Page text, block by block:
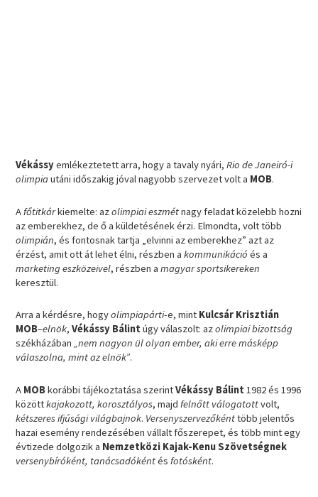
Vékássyemlékeztetett arra, hogy a tavaly nyári,Rio de Janeiró-i
olimpiautáni időszakig jóval nagyobb szervezet volt a MOB.
Afőtitkárkiemelte: azolimpiai eszmétnagy feladat közelebb hozni
az emberekhez, de ő a küldetésének érzi. Elmondta, volt több
olimpián, és fontosnak tartja „elvinni az emberekhez” azt az
érzést, amit ott át lehet élni, részben akommunikáció és a
marketing eszközeivel, részben amagyar sportsikereken
keresztül.
Arra a kérdésre, hogyolimpiapárti-e, mint Kulcsár Krisztián
MOB–elnök,Vékássy Bálint úgy válaszolt: azolimpiai bizottság
székházában„nem nagyon ül olyan ember, aki erre másképp
válaszolna, mint az elnök”.
A MOBkorábbi tájékoztatása szerintVékássy Bálint 1982 és 1996
közöttkajakozott, korosztályos, majdfelnőtt válogatottvolt,
kétszeres ifjúsági világbajnok. Versenyszervezőkénttöbb jelentős
hazai esemény rendezésében vállalt főszerepet, és több mint egy
évtizede dolgozik a Nemzetközi Kajak-Kenu Szövetségnek
versenybíróként, tanácsadókéntésfotósként.